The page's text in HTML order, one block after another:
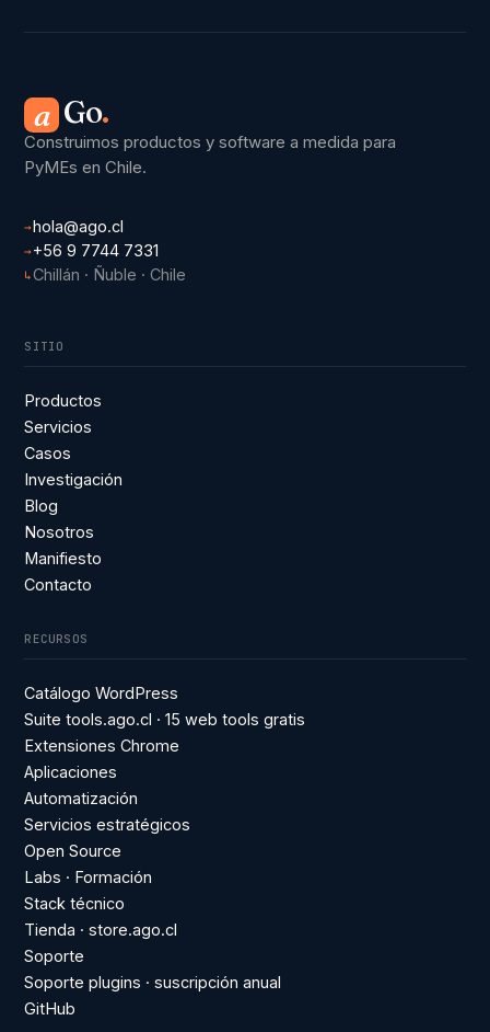
a Go.
Construimos productos y software a medida para
PyMEs en Chile.
→hola@ago.cl
→ +56 9 7744 7331
↳Chillán · Ñuble · Chile
SITIO
Productos
Servicios
Casos
Investigación
Blog
Nosotros
Manifiesto
Contacto
RECURSOS
Catálogo WordPress
Suite tools.ago.cl · 15 web tools gratis
Extensiones Chrome
Aplicaciones
Automatización
Servicios estratégicos
Open Source
Labs · Formación
Stack técnico
Tienda · store.ago.cl
Soporte
Soporte plugins · suscripción anual
GitHub